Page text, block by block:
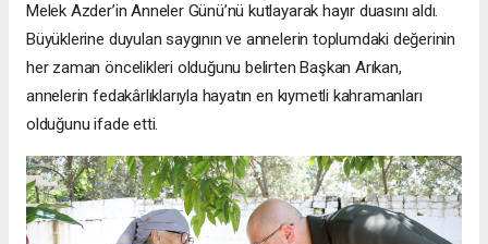
Melek Azder’in Anneler Günü’nü kutlayarak hayır duasını aldı.
Büyüklerine duyulan saygının ve annelerin toplumdaki değerinin
her zaman öncelikleri olduğunu belirten Başkan Arıkan,
annelerin fedakârlıklarıyla hayatın en kıymetli kahramanları
olduğunu ifade etti.